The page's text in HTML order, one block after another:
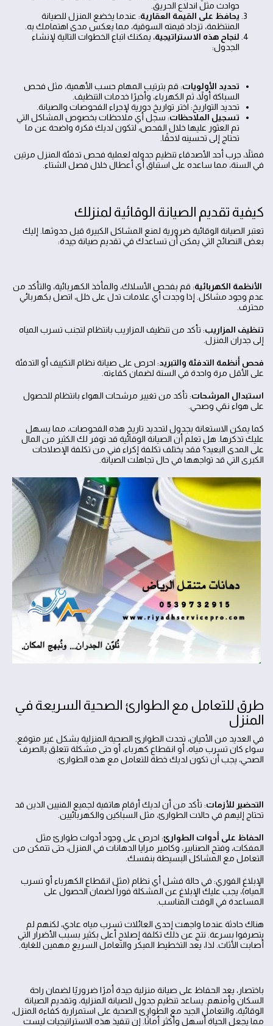
حوادث مثل اندلاع الحريق.
يحافظ على القيمة العقارية: عندما يخضع المنزل للصيانة
المنتظمة، تزداد قيمته السوقية، مما يعكس مدى اهتمامك به.
لنجاح هذه الاستراتيجية، يمكنك اتباع الخطوات التالية لإنشاء
الجدول:
تحديد الأولويات: قم بترتيب المهام حسب الأهمية، مثل فحص
السباكة أولاً، ثم الكهرباء، وأخيرًا خدمات التنظيف.
تحديد التواريخ: اختر تواريخ دورية لإجراء الفحوصات والصيانة.
تسجيل الملاحظات: سجل أي ملاحظات بخصوص المشاكل التي
تم العثور عليها خلال الفحص، لتكون لديك فكرة واضحة عن ما
تحتاج إلى تحسينه لاحقًا.
فمثلاً، جرب أحد الأصدقاء تنظيم جدوله لعملية فحص تدفئة المنزل مرتين
في السنة، مما ساعده على استباق أي أعطال خلال فصل الشتاء.
كيفية تقديم الصيانة الوقائية لمنزلك
تعتبر الصيانة الوقائية ضرورية لمنع المشاكل الكبيرة قبل حدوثها. إليك
بعض النصائح التي يمكن أن تساعدك في تقديم صيانة جيدة:
الأنظمة الكهربائية: قم بفحص الأسلاك، والمأخذ الكهربائية، والتأكد من
عدم وجود مشاكل. إذا وجدت أي علامات تدل على خلل، اتصل بكهربائي
محترف.
تنظيف المزاريب: تأكد من تنظيف المزاريب بانتظام لتجنب تسرب المياه
إلى جدران المنزل.
فحص أنظمة التدفئة والتبريد: احرص على صيانة نظام التكييف أو التدفئة
على الأقل مرة واحدة في السنة لضمان كفاءته.
استبدال المرشحات: تأكد من تغيير مرشحات الهواء بانتظام للحصول
على هواء نقي وصحي.
كما يمكن الاستعانة بجدول لتحديد تاريخ هذه الفحوصات، مما يسهل
عليك تذكرها. هل تعلم أن الصيانة الوقائية قد توفر لك الكثير من المال
على المدى البعيد؟ فقد يختلف تكلفة إكراء فني من تكلفة الإصلاحات
الكبرى التي قد تواجهها في حال تجاهلت الصيانة.
طرق للتعامل مع الطوارئ الصحية السريعة في
المنزل
في العديد من الأحيان، تحدث الطوارئ الصحية المنزلية بشكل غير متوقع.
سواء كان تسرب مياه، أو انقطاع كهرباء، أو حتى مشكلة تتعلق بالصرف
الصحي، يجب أن تكون لديك خطة للتعامل مع هذه الطوارئ:
التحضير للأزمات: تأكد من أن لديك أرقام هاتفية لجميع الفنيين الذين قد
تحتاج إليهم في حالات الطوارئ، مثل السباكين والكهربائيين.
الحفاظ على أدوات الطوارئ: احرص على وجود أدوات طوارئ مثل
المفكات، وفتح الصنابير، وكامير مرايا الدهانات في المنزل، حتى تتمكن من
التعامل مع المشاكل البسيطة بنفسك.
الإبلاغ الفوري: في حالة فشل أي نظام (مثل انقطاع الكهرباء أو تسرب
المياه)، يجب عليك الإبلاغ عن المشكلة فوراً لضمان الحصول على
المساعدة في الوقت المناسب.
هناك حادثة عندما واجهت إحدى العائلات تسرب مياه عادي، لكنهم لم
يتصرفوا بسرعة. نتج عن ذلك تكلفة إصلاح أعلى بكثير بسبب الأضرار التي
أصابت الأثاث. لذا، يعد التخطيط المبكر والتعامل السريع مهمين للغاية.
باختصار، يعد الحفاظ على صيانة منزلية جيدة أمرًا ضروريًا لضمان راحة
السكان وأمنهم. يساعد تنظيم جدول للصيانة المنزلية، وتقديم الصيانة
الوقائية، والتعامل الجيد مع الطوارئ الصحية على استمرارية كفاءة المنزل،
مما يجعل الحياة أسهل وأكثر أمانًا. إن تنفيذ هذه الاستراتيجيات ليست